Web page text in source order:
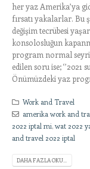
her yaz Amerika’ya
fırsatı yakalarlar. Bu
değişim tecrübesi
konsolosluğun
program normal
edilen soru ise;
Önümüzdeki yaz
Work and Travel
amerika work and
2022 iptal mi,wat 2022
and travel 2022 iptal
DAHA FAZLA OKU...